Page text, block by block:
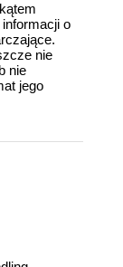
informacji o
nie
nie
jego